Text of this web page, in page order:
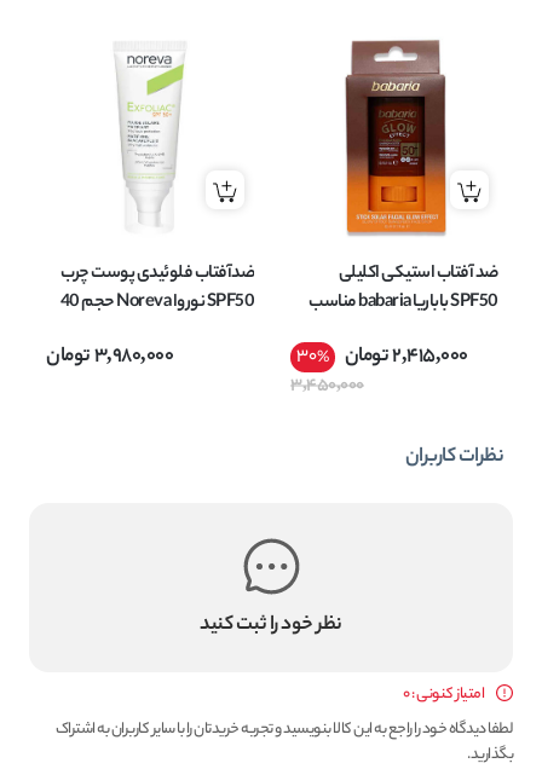
ضد آفتاب استیکی اکلیلی
SPF50 باباریا babaria مناسب
2,415,000تومان 30%
3,450,000
ضدآفتاب فلوئیدی پوست چرب
SPF50 نوروا Noreva حجم 40
3,980,000تومان
نظرات کاربران
نظر خود را ثبت کنید
امتیاز کنونی : 0
لطفا دیدگاه خود را راجع به این کالا بنویسید و تجربه خریدتان را با سایر کاربران به اشتراک
بگذارید.